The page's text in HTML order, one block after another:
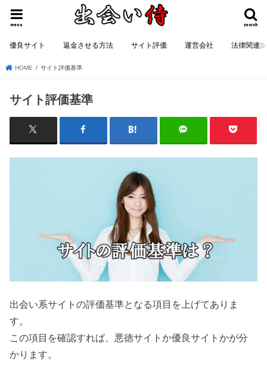
search
menu
優良サイト 返金させる方法 サイト評価 運営会社 法律関連
HOME サイト評価基準
サイト評価基準
出会い系サイトの評価基準となる項目を上げてありま
す。
この項目を確認すれば、悪徳サイトか優良サイトかが分
かります。